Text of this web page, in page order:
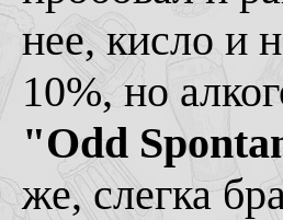
нее, кисло и
10%, но
"Odd
же, слегка